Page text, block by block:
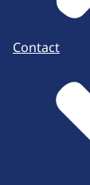
Contact